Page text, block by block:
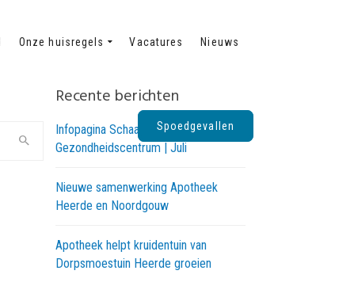
Onze huisregels Vacatures Nieuws
Spoedgevallen
Recente berichten
Infopagina Schaapskooi
Gezondheidscentrum | Juli
Nieuwe samenwerking Apotheek
Heerde en Noordgouw
Apotheek helpt kruidentuin van
Dorpsmoestuin Heerde groeien